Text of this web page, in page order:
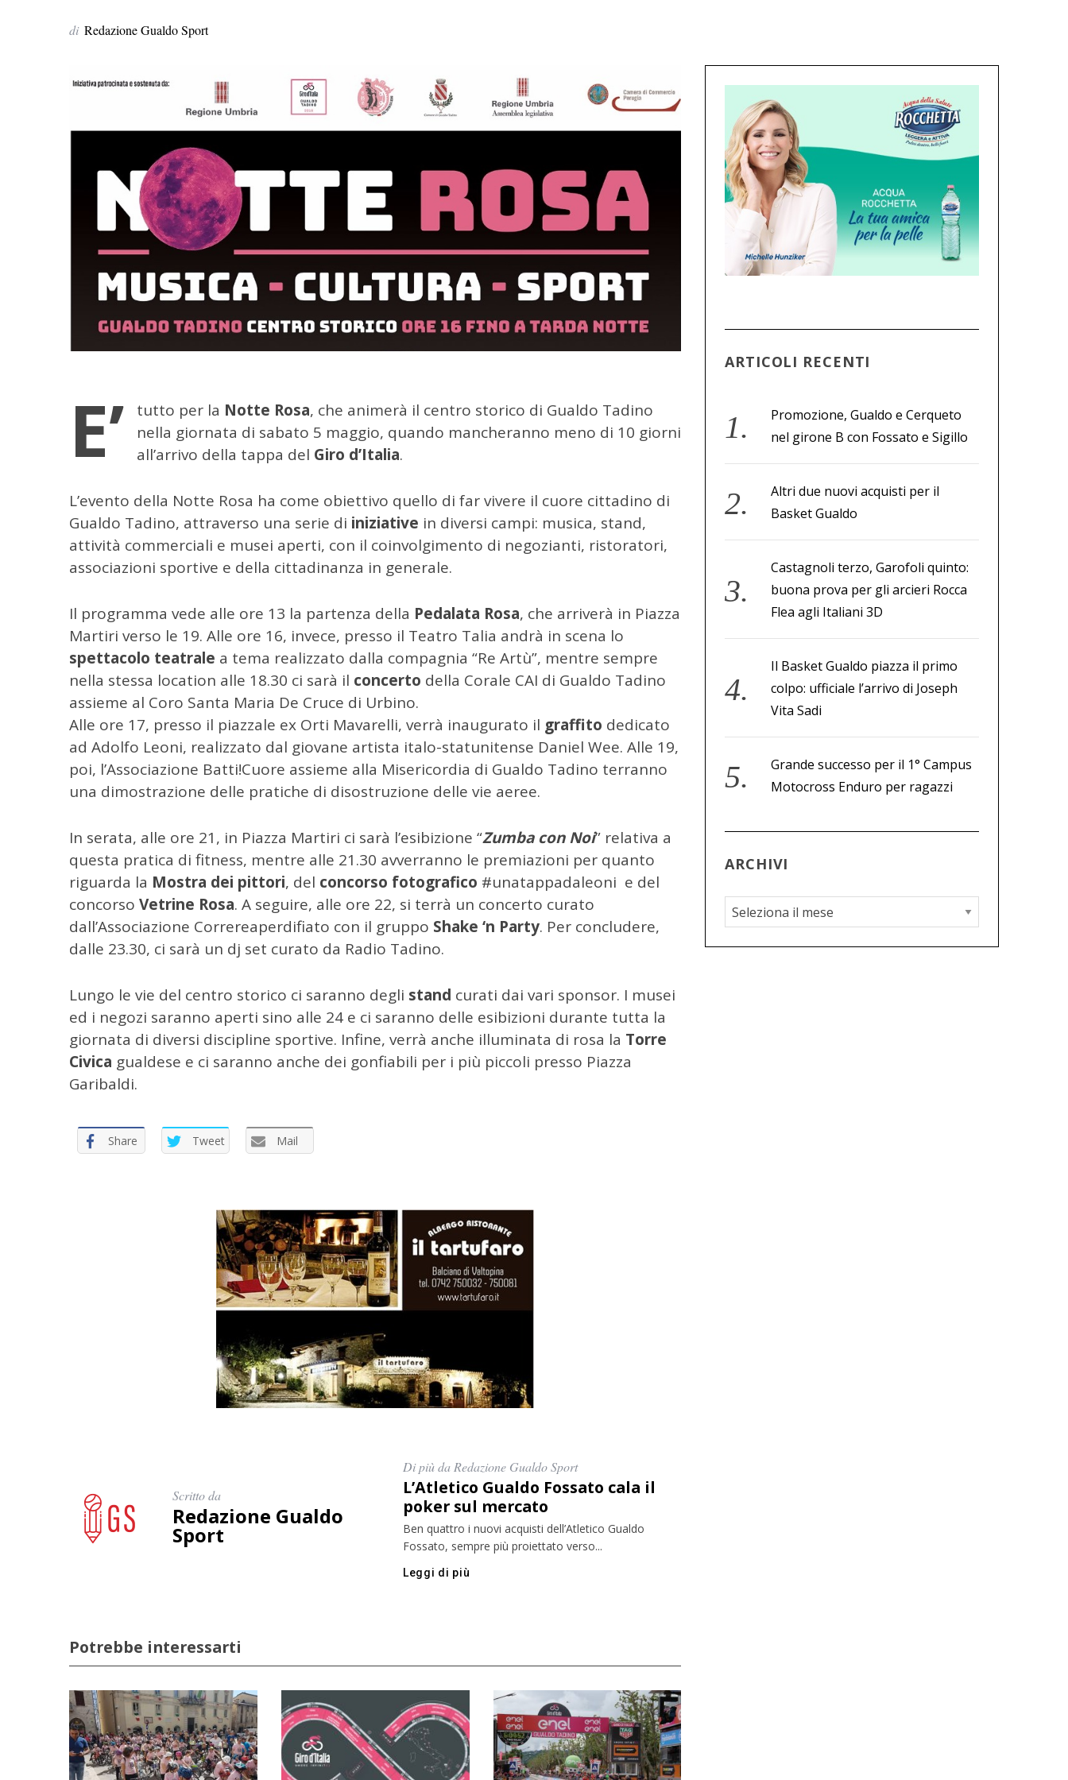
di Redazione Gualdo Sport
E’ tutto per la Notte Rosa, che animerà il centro storico di Gualdo Tadino
nella giornata di sabato 5 maggio, quando mancheranno meno di 10 giorni
all’arrivo della tappa del Giro d’Italia.
L’evento della Notte Rosa ha come obiettivo quello di far vivere il cuore cittadino di
Gualdo Tadino, attraverso una serie di iniziative in diversi campi: musica, stand,
attività commerciali e musei aperti, con il coinvolgimento di negozianti, ristoratori,
associazioni sportive e della cittadinanza in generale.
Il programma vede alle ore 13 la partenza della Pedalata Rosa, che arriverà in Piazza
Martiri verso le 19. Alle ore 16, invece, presso il Teatro Talia andrà in scena lo
spettacolo teatrale a tema realizzato dalla compagnia “Re Artù”, mentre sempre
nella stessa location alle 18.30 ci sarà il concerto della Corale CAI di Gualdo Tadino
assieme al Coro Santa Maria De Cruce di Urbino.
Alle ore 17, presso il piazzale ex Orti Mavarelli, verrà inaugurato il graffito dedicato
ad Adolfo Leoni, realizzato dal giovane artista italo-statunitense Daniel Wee. Alle 19,
poi, l’Associazione Batti!Cuore assieme alla Misericordia di Gualdo Tadino terranno
una dimostrazione delle pratiche di disostruzione delle vie aeree.
In serata, alle ore 21, in Piazza Martiri ci sarà l’esibizione “Zumba con Noi” relativa a
questa pratica di fitness, mentre alle 21.30 avverranno le premiazioni per quanto
riguarda la Mostra dei pittori, del concorso fotografico #unatappadaleoni e del
concorso Vetrine Rosa. A seguire, alle ore 22, si terrà un concerto curato
dall’Associazione Correreaperdifiato con il gruppo Shake ‘n Party. Per concludere,
dalle 23.30, ci sarà un dj set curato da Radio Tadino.
Lungo le vie del centro storico ci saranno degli stand curati dai vari sponsor. I musei
ed i negozi saranno aperti sino alle 24 e ci saranno delle esibizioni durante tutta la
giornata di diversi discipline sportive. Infine, verrà anche illuminata di rosa la Torre
Civica gualdese e ci saranno anche dei gonfiabili per i più piccoli presso Piazza
Garibaldi.
Share Tweet Mail
Scritto da
Redazione Gualdo
Sport
Di più da Redazione Gualdo Sport
L’Atletico Gualdo Fossato cala il
poker sul mercato
Ben quattro i nuovi acquisti dell’Atletico Gualdo
Fossato, sempre più proiettato verso...
Leggi di più
Potrebbe interessarti
ARTICOLI RECENTI
Promozione, Gualdo e Cerqueto
nel girone B con Fossato e Sigillo
Altri due nuovi acquisti per il
Basket Gualdo
Castagnoli terzo, Garofoli quinto:
buona prova per gli arcieri Rocca
Flea agli Italiani 3D
Il Basket Gualdo piazza il primo
colpo: ufficiale l’arrivo di Joseph
Vita Sadi
Grande successo per il 1° Campus
Motocross Enduro per ragazzi
ARCHIVI
A
r
c
e
r
c
a
e
: